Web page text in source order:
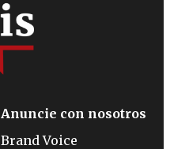
Anuncie con nosotros
Brand Voice